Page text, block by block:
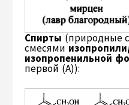
Спирты (природные
смесями
изопропенильной
первой (А)):